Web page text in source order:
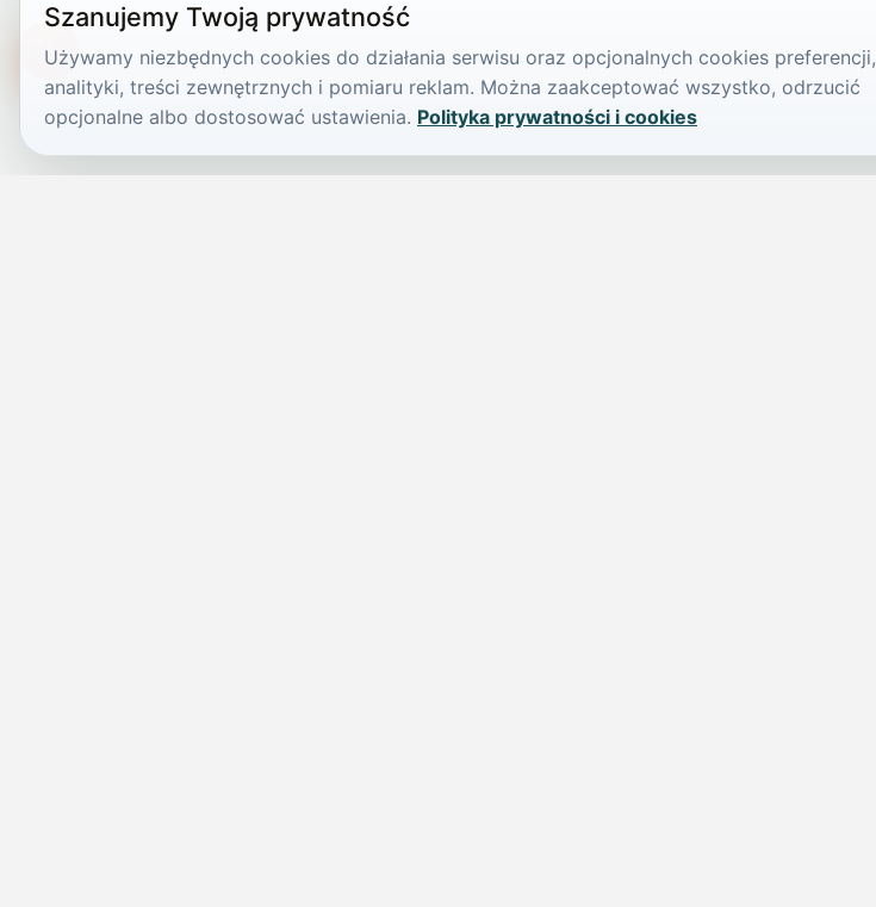
Szanujemy Twoją prywatność
Używamy niezbędnych cookies do działania serwisu oraz opcjonalnych cookies preferencji,
analityki, treści zewnętrznych i pomiaru reklam. Można zaakceptować wszystko, odrzucić
opcjonalne albo dostosować ustawienia. Polityka prywatności i cookies
TikTokowa Jelonka